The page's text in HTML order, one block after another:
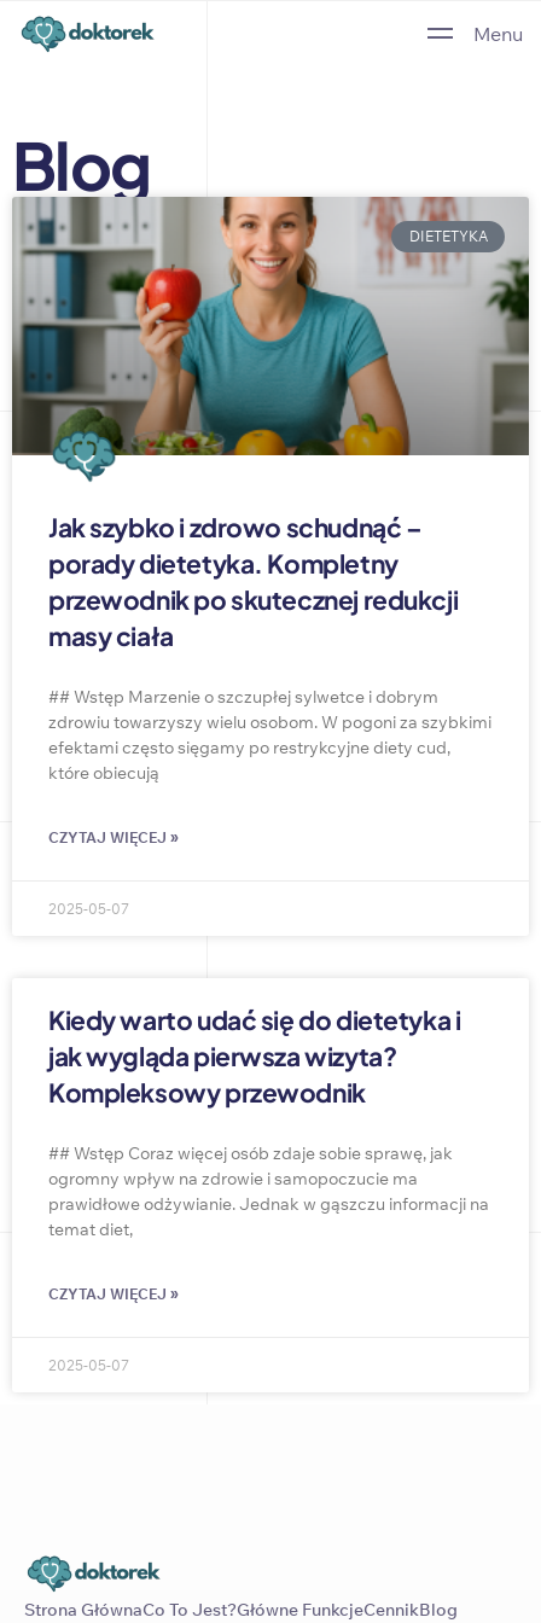
Menu
Blog
DIETETYKA
Jak szybko i zdrowo schudnąć –
porady dietetyka. Kompletny
przewodnik po skutecznej redukcji
masy ciała
## Wstęp Marzenie o szczupłej sylwetce i dobrym
zdrowiu towarzyszy wielu osobom. W pogoni za szybkimi
efektami często sięgamy po restrykcyjne diety cud,
które obiecują
CZYTAJ WIĘCEJ »
2025-05-07
Kiedy warto udać się do dietetyka i
jak wygląda pierwsza wizyta?
Kompleksowy przewodnik
## Wstęp Coraz więcej osób zdaje sobie sprawę, jak
ogromny wpływ na zdrowie i samopoczucie ma
prawidłowe odżywianie. Jednak w gąszczu informacji na
temat diet,
CZYTAJ WIĘCEJ »
2025-05-07
Strona GłównaCo To Jest?Główne FunkcjeCennikBlog